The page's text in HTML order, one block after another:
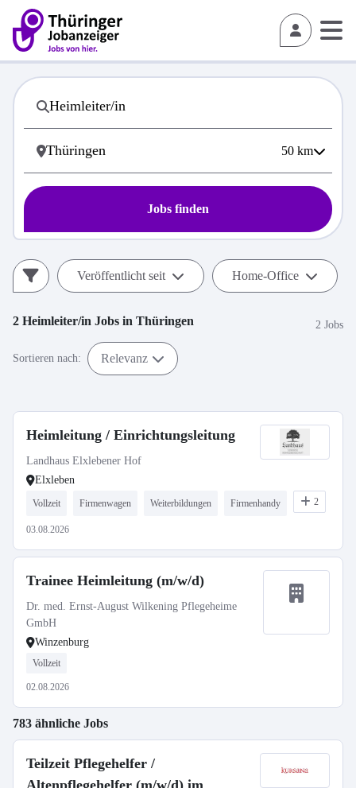
50 km
Jobs finden
Veröffentlicht seit Home-Office
2 Heimleiter/in Jobs in Thüringen 2 Jobs
Sortieren nach: Relevanz
Heimleitung / Einrichtungsleitung
Landhaus Elxlebener Hof
Elxleben
Vollzeit Firmenwagen Weiterbildungen Firmenhandy 2
03.08.2026
Trainee Heimleitung (m/w/d)
Dr. med. Ernst-August Wilkening Pflegeheime
GmbH
Winzenburg
Vollzeit
02.08.2026
783 ähnliche Jobs
Teilzeit Pflegehelfer /
Altenpflegehelfer (m/w/d) im